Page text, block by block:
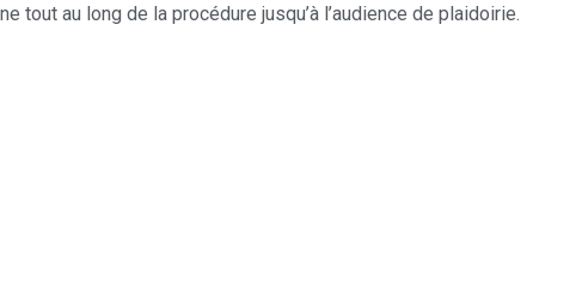
tout au long de la procédure jusqu’à l’audience de plaidoirie.